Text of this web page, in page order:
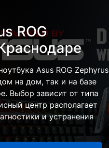
ROG
Asus ROG Zephyrus
на дом, так и на базе
Выбор зависит от типа
центр располагает
и устранения